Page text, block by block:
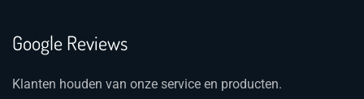
Google Reviews
Klanten houden van onze service en producten.